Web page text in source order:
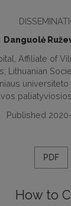
Danguolė
Affiliate of
Lithuanian
Published
PDF
How to